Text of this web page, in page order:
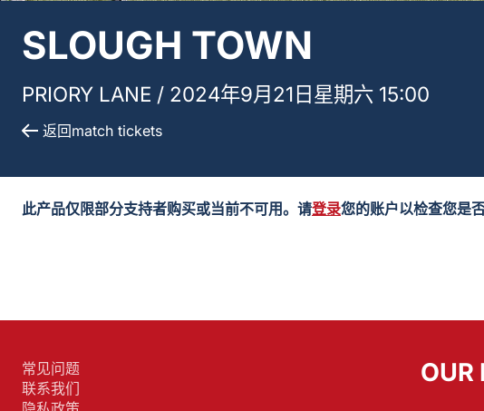
SLOUGH TOWN
PRIORY LANE / 2024年9月21日星期六 15:00
返回match tickets
此产品仅限部分支持者购买或当前不可用。请登录您的账户以检查您是
常见问题
联系我们
OUR